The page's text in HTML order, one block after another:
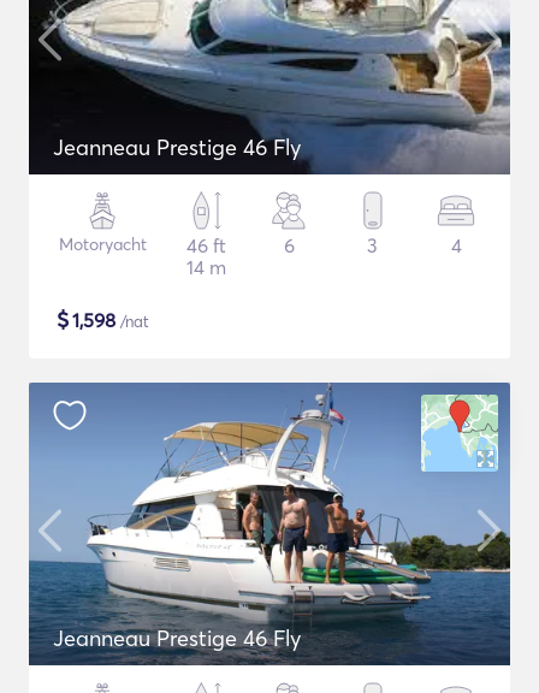
Jeanneau Prestige 46 Fly
Motoryacht
46 ft
14 m
6 3 4
$1,598 /nat
Jeanneau Prestige 46 Fly